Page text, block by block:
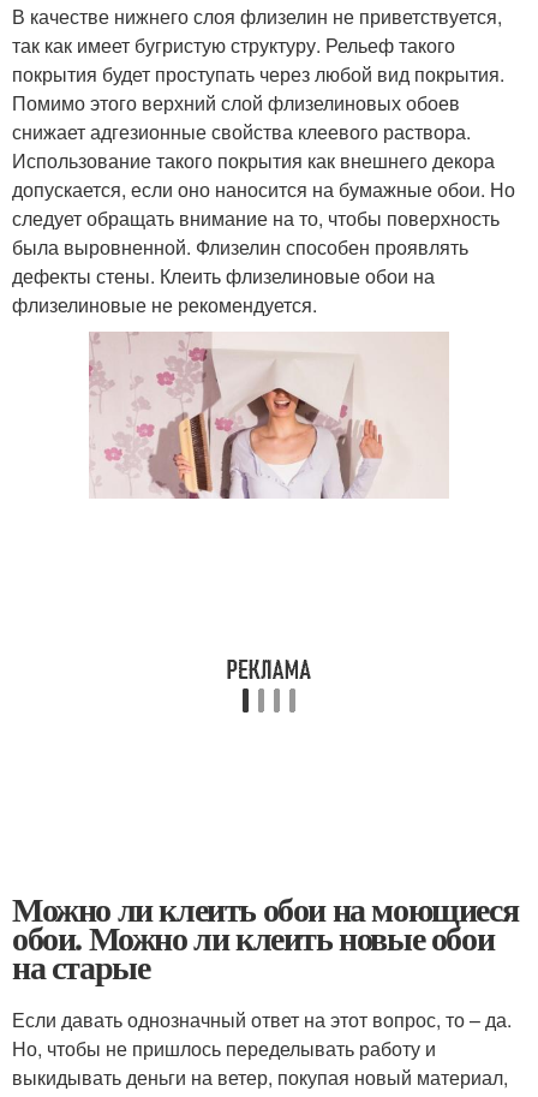
В качестве нижнего слоя флизелин не приветствуется,
так как имеет бугристую структуру. Рельеф такого
покрытия будет проступать через любой вид покрытия.
Помимо этого верхний слой флизелиновых обоев
снижает адгезионные свойства клеевого раствора.
Использование такого покрытия как внешнего декора
допускается, если оно наносится на бумажные обои. Но
следует обращать внимание на то, чтобы поверхность
была выровненной. Флизелин способен проявлять
дефекты стены. Клеить флизелиновые обои на
флизелиновые не рекомендуется.
Можно ли клеить обои на моющиеся
обои. Можно ли клеить новые обои
на старые
Если давать однозначный ответ на этот вопрос, то – да.
Но, чтобы не пришлось переделывать работу и
выкидывать деньги на ветер, покупая новый материал,